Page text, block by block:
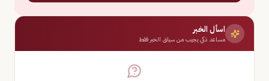
اسأل الخبر
مساعد ذكي يجيب من سياق الخبر فقط